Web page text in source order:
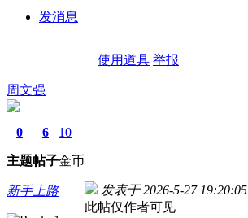
发消息
使用道具 举报
周文强
0
主题
6
帖子
10
金币
新手上路 发表于 2026-5-27 19:20:05
此帖仅作者可见